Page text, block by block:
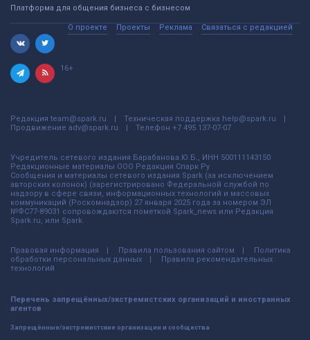
Платформа для общения бизнеса с бизнесом
О проекте Проекты Реклама Связаться с редакцией
16+
Редакция team@spark.ru Техническая поддержка help@spark.ru
Продвижение adv@spark.ru Телефон +7 495 137-07-07
Учредитель сетевого издания Барабанова.Ю.Б., ИНН 500111143150
Редакционные материалы ООО Редакция Спарк Ру
Сообщения и материалы сетевого издания Spark (за исключением
авторских колонок) (зарегистрировано Федеральной службой по
надзору в сфере связи, информационных технологий и массовых
коммуникаций (Роскомнадзор) 27 января 2025 года за номером ЭЛ
№ФС77-89031 сопровождаются пометкой Spark_news или Редакция
Spark.ru, или Spark.
Правовая информация Правила пользования сайтом
Политика
обработки персональных данных
Правила рекомендательных
технологий
Перечень запрещённых/экстремистских организаций и иностранных
агентов
Запрещённые/экстремистские организации и сообщества